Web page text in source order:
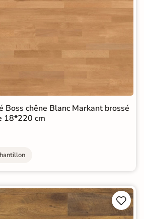
Boss chêne Blanc Markant brossé
18*220 cm

